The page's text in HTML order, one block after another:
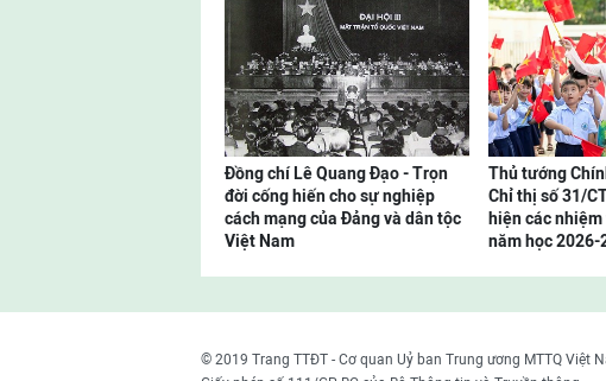
Đồng chí Lê Quang Đạo - Trọn
đời cống hiến cho sự nghiệp
cách mạng của Đảng và dân tộc
Việt Nam
Thủ tướng
Chỉ thị số 31/
hiện các
năm học 2026-
© 2019 Trang TTĐT - Cơ quan Uỷ ban Trung ương MTTQ Việt